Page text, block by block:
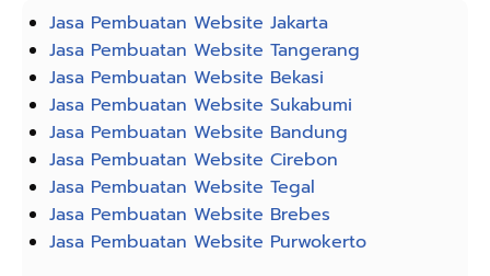
Jasa Pembuatan Website Jakarta
Jasa Pembuatan Website Tangerang
Jasa Pembuatan Website Bekasi
Jasa Pembuatan Website Sukabumi
Jasa Pembuatan Website Bandung
Jasa Pembuatan Website Cirebon
Jasa Pembuatan Website Tegal
Jasa Pembuatan Website Brebes
Jasa Pembuatan Website Purwokerto